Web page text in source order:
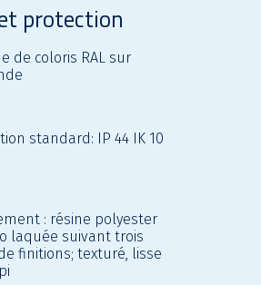
protection
de coloris RAL sur
standard: IP 44 IK 10
: résine polyester
laquée suivant trois
finitions; texturé, lisse